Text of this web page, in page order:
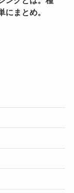
にまとめ。